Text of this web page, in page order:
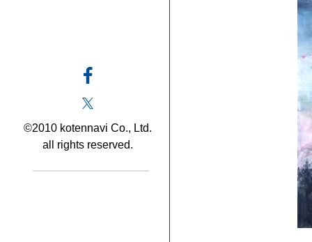
©2010 kotennavi Co., Ltd.
all rights reserved.